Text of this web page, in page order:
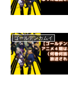
ゴールデンカムイ